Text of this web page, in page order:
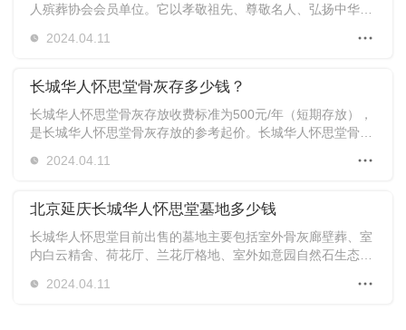
人殡葬协会会员单位。它以孝敬祖先、尊敬名人、弘扬中华民
文化的影响，从其建筑风格就可以看出，而且园内安葬名人众
2024.04.11
长城华人怀思堂骨灰存多少钱？
长城华人怀思堂骨灰存放收费标准为500元/年（短期存放），
是长城华人怀思堂骨灰存放的参考起价。长城华人怀思堂骨灰
灰存放地点、不同的骨灰存放层数以及不同的骨灰存放价格。
2024.04.11
北京延庆长城华人怀思堂墓地多少钱
长城华人怀思堂目前出售的墓地主要包括室外骨灰廊壁葬、室
内白云精舍、荷花厅、兰花厅格地、室外如意园自然石生态墓
长城华人怀思堂购墓热线： 免费购买墓车：400-888-1498 陵
2024.04.11